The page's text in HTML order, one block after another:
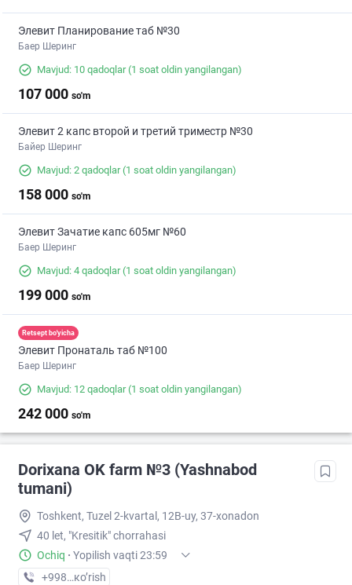
Элевит Планирование таб №30
Баер Шеринг
Mavjud: 10 qadoqlar(1 soat oldin yangilangan)
107 000 so'm
Элевит 2 капс второй и третий триместр №30
Байер Шеринг
Mavjud: 2 qadoqlar(1 soat oldin yangilangan)
158 000 so'm
Элевит Зачатие капс 605мг №60
Баер Шеринг
Mavjud: 4 qadoqlar(1 soat oldin yangilangan)
199 000 so'm
Retsept bo'yicha
Элевит Пронаталь таб №100
Баер Шеринг
Mavjud: 12 qadoqlar(1 soat oldin yangilangan)
242 000 so'm
Dorixana OK farm №3 (Yashnabod
tumani)
Toshkent, Tuzel 2-kvartal, 12B-uy, 37-xonadon
40 let, "Kresitik" chorrahasi
Ochiq · Yopilish vaqti 23:59
+998 (90) XXX-XX-XX
кo’rish